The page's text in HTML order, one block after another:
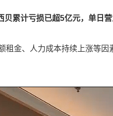
贝累计亏损已超5亿元，单日营
租金、人力成本持续上涨等